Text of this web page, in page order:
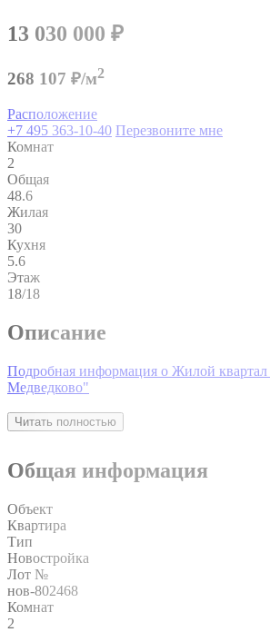
13 030 000 ₽
268 107 ₽/м2
Расположение
+7 495 363-10-40 Перезвоните мне
Комнат
2
Общая
48.6
Жилая
30
Кухня
5.6
Этаж
18/18
Описание
Подробная информация о Жилой
Медведково"
Читать полностью
Общая информация
Объект
Квартира
Тип
Новостройка
Лот №
нов-802468
Комнат
2